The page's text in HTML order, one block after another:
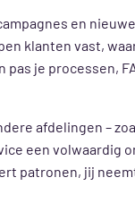
en
klanten vast,
je processen,
afdelingen –
een volwaardig
patronen, jij